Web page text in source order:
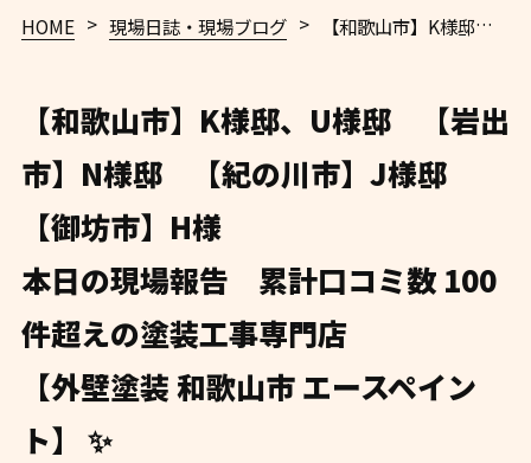
HOME > 現場日誌・現場ブログ > 【和歌山市】K様邸、U様邸 【岩出市】N様邸 【紀の川市】J様邸 【御坊市】H様
【和歌山市】K様邸、U様邸 【岩出
市】N様邸 【紀の川市】J様邸
【御坊市】H様
本日の現場報告 累計口コミ数 100
件超えの塗装工事専門店
【外壁塗装 和歌山市 エースペイン
ト】 ✨